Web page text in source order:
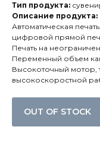
Тип продукта:
Описание продукта:
Автоматическая
цифровой прямой
Печать на
Переменный объем
Высокоточный
высокоскоростной
OUT OF STOCK